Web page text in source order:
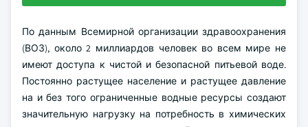
По данным Всемирной организации здравоохранения
(ВОЗ), около 2 миллиардов человек во всем мире не
имеют доступа к чистой и безопасной питьевой воде.
Постоянно растущее население и растущее давление
на и без того ограниченные водные ресурсы создают
значительную нагрузку на потребность в химических